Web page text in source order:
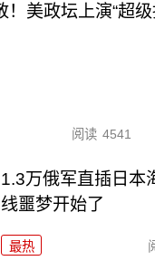
！美政坛上演“超级
阅读 4541
1.3万俄军直插日本
线噩梦开始了
最热